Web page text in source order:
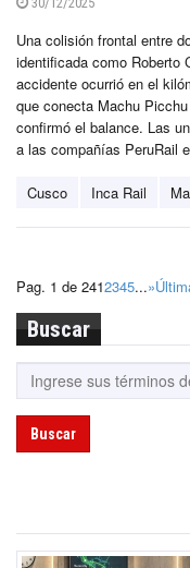
Una colisión frontal entre
identificada como Roberto
accidente ocurrió en el
que conecta Machu
confirmó el balance. Las
a las compañías PeruRail
Cusco Inca Rail
Pag. 1 de 2412345...»
Buscar
Buscar